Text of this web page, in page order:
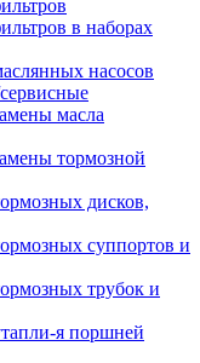
в наборах
насосов
масла
тормозной
дисков,
суппортов и
трубок и
я поршней